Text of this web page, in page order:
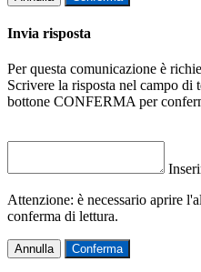
Invia risposta
Per questa comunicazione è
Scrivere la risposta nel campo di
bottone CONFERMA per
Attenzione: è necessario aprire
conferma di lettura.
Annulla Conferma